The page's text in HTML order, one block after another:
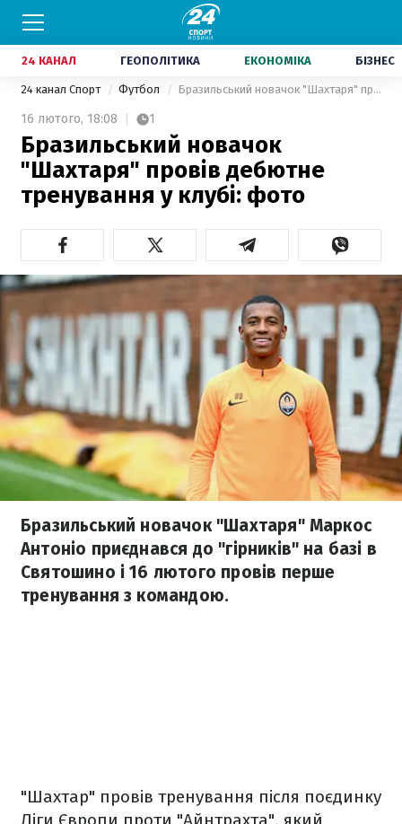
24 КАНАЛ ГЕОПОЛІТИКА ЕКОНОМІКА БІЗНЕС
24 канал Спорт Футбол Бразильський новачок "Шахтаря" провів дебютне тренування у клубі: фото
16 лютого, 18:08 1
Бразильський новачок
"Шахтаря" провів дебютне
тренування у клубі: фото
Бразильський новачок "Шахтаря" Маркос
Антоніо приєднався до "гірників" на базі в
Святошино і 16 лютого провів перше
тренування з командою.
"Шахтар" провів тренування після поєдинку